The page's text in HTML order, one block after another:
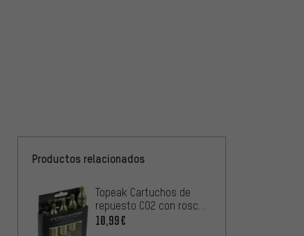
Productos relacionados
Topeak Cartuchos de
repuesto CO2 con rosca
Set de 5
10,99€